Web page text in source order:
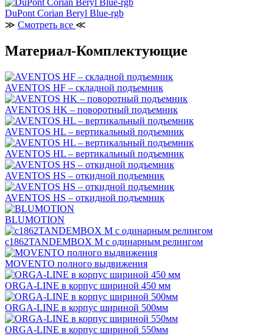
DuPont Corian Beryl Blue-rgb
≫ Смотреть все ≪
Материал-Комплектующие
AVENTOS HF – складной подъемник
AVENTOS HK – поворотный подъемник
AVENTOS HL – вертикальный подъемник
AVENTOS HL – вертикальный подъемник
AVENTOS HS – откидной подъемник
AVENTOS HS – откидной подъемник
BLUMOTION
c1862TANDEMBOX М с одинарным релингом
MOVENTO полного выдвижения
ORGA-LINE в корпус шириной 450 мм
ORGA-LINE в корпус шириной 500мм
ORGA-LINE в корпус шириной 550мм